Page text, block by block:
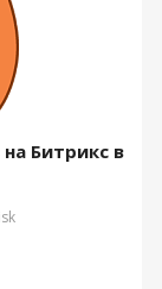
Битрикс в